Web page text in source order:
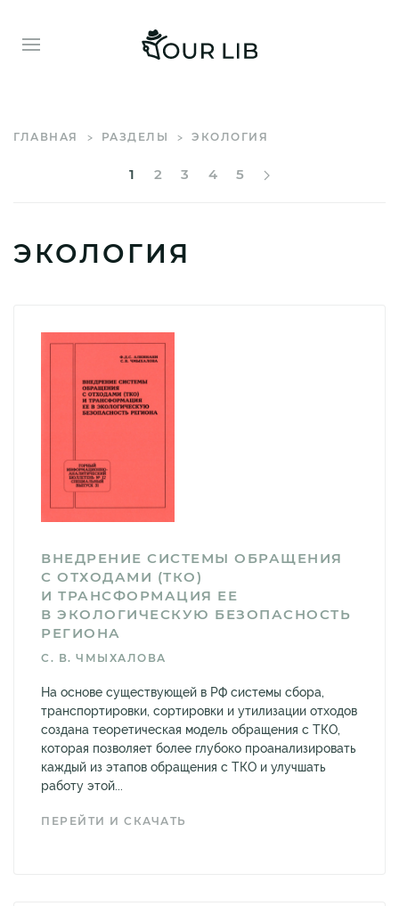
ГЛАВНАЯ РАЗДЕЛЫ ЭКОЛОГИЯ
1 2 3 4 5
ЭКОЛОГИЯ
ВНЕДРЕНИЕ СИСТЕМЫ ОБРАЩЕНИЯ
С ОТХОДАМИ (ТКО)
И ТРАНСФОРМАЦИЯ ЕЕ
В ЭКОЛОГИЧЕСКУЮ БЕЗОПАСНОСТЬ
РЕГИОНА
С. В. ЧМЫХАЛОВА
На основе существующей в РФ системы сбора,
транспортировки, сортировки и утилизации отходов
создана теоретическая модель обращения с ТКО,
которая позволяет более глубоко проанализировать
каждый из этапов обращения с ТКО и улучшать
работу этой...
ПЕРЕЙТИ И СКАЧАТЬ